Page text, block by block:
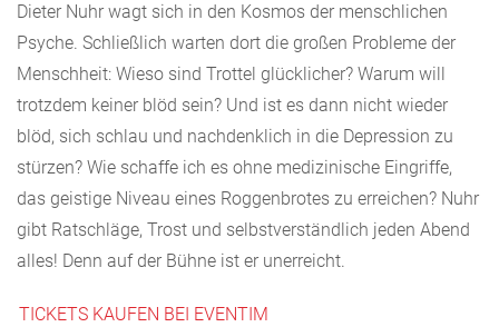
Dieter Nuhr wagt sich in den Kosmos der menschlichen
Psyche. Schließlich warten dort die großen Probleme der
Menschheit: Wieso sind Trottel glücklicher? Warum will
trotzdem keiner blöd sein? Und ist es dann nicht wieder
blöd, sich schlau und nachdenklich in die Depression zu
stürzen? Wie schaffe ich es ohne medizinische Eingriffe,
das geistige Niveau eines Roggenbrotes zu erreichen? Nuhr
gibt Ratschläge, Trost und selbstverständlich jeden Abend
alles! Denn auf der Bühne ist er unerreicht.
TICKETS KAUFEN BEI EVENTIM